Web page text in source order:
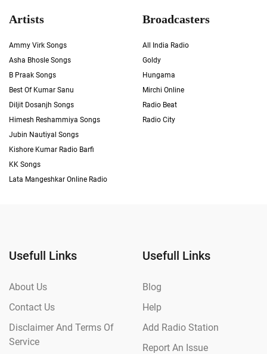
Artists
Ammy Virk Songs
Asha Bhosle Songs
B Praak Songs
Best Of Kumar Sanu
Diljit Dosanjh Songs
Himesh Reshammiya Songs
Jubin Nautiyal Songs
Kishore Kumar Radio Barfi
KK Songs
Lata Mangeshkar Online Radio
Broadcasters
All India Radio
Goldy
Hungama
Mirchi Online
Radio Beat
Radio City
Usefull Links
About Us
Contact Us
Disclaimer And Terms Of
Service
Usefull Links
Blog
Help
Add Radio Station
Report An Issue